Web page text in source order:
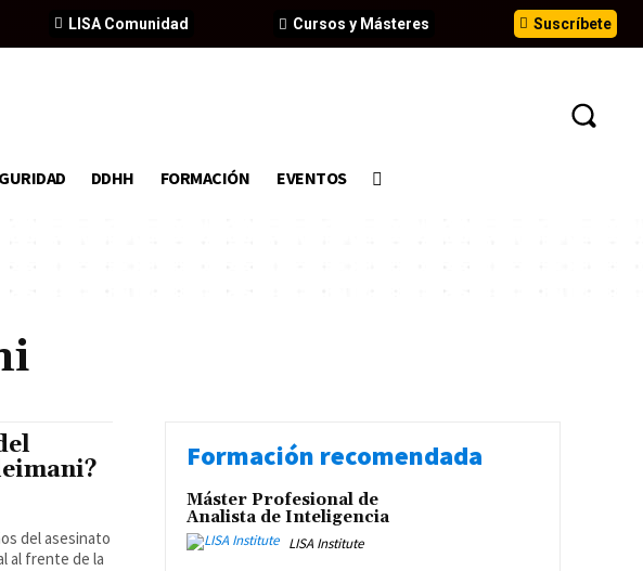
Suscríbete
Cursos y Másteres
LISA Comunidad
DDHH FORMACIÓN EVENTOS
del asesinato
al frente de la
Formación recomendada
Máster Profesional de
Analista de Inteligencia
LISA Institute